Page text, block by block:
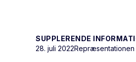
SUPPLERENDE
28. juli 2022Repræsentationen